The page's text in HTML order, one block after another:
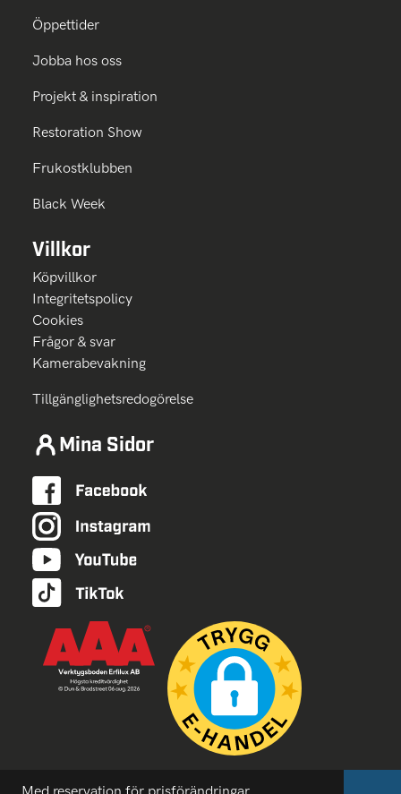
Öppettider
Jobba hos oss
Projekt & inspiration
Restoration Show
Frukostklubben
Black Week
Villkor
Köpvillkor
Integritetspolicy
Cookies
Frågor & svar
Kamerabevakning
Tillgänglighetsredogörelse
Mina Sidor